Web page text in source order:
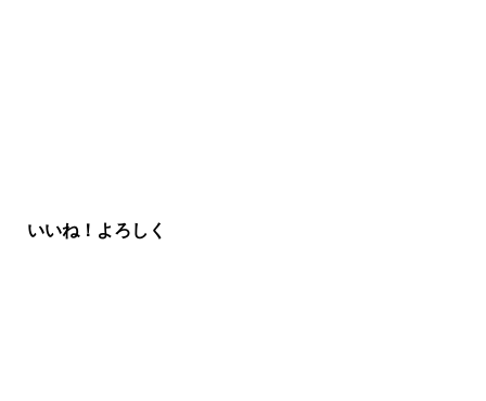
いいね！よろしく